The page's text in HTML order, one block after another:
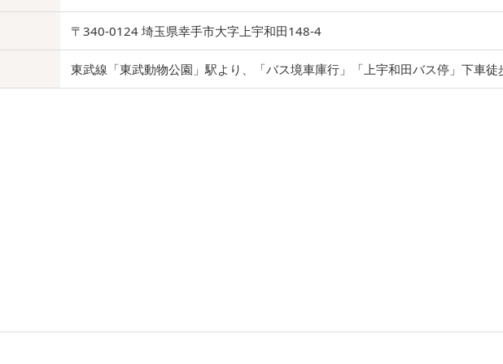
〒340-0124 埼玉県幸手市大字上宇和田148-4
東武線「東武動物公園」駅より、「バス境車庫行」「上宇和田バス停」下車徒